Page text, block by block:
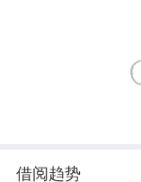
成功的英雄：列朝
失败的教训：列朝
比较中国历史上的领
借阅趋势